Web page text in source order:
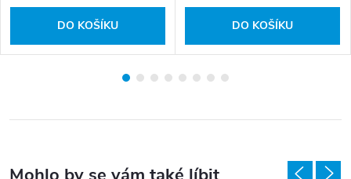
DO KOŠÍKU DO KOŠÍKU